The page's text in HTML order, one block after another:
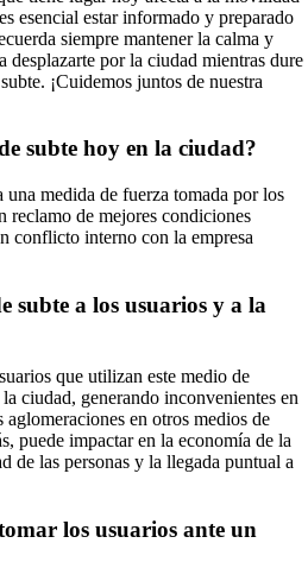
esencial estar informado y preparado
siempre mantener la calma y
desplazarte por la ciudad mientras dure
¡Cuidemos juntos de nuestra
subte hoy en la ciudad?
una medida de fuerza tomada por los
reclamo de mejores condiciones
conflicto interno con la empresa
subte a los usuarios y a la
que utilizan este medio de
ciudad, generando inconvenientes en
en otros medios de
puede impactar en la economía de la
de las personas y la llegada puntual a
los usuarios ante un